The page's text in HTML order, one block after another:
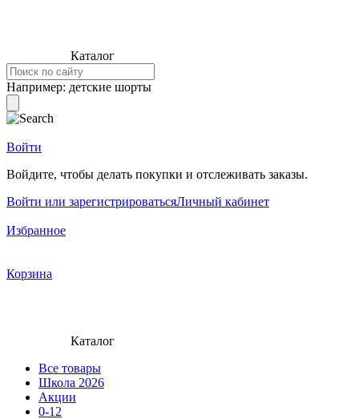
Каталог
Например: детские шорты
Войти
Войдите, чтобы делать покупки и отслеживать заказы.
Войти или зарегистрироватьсяЛичный кабинет
Избранное
Корзина
Каталог
Все товары
Школа 2026
Акции
0-12